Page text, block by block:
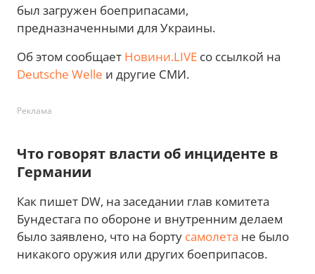
был загружен боеприпасами,
предназначенными для Украины.
Об этом сообщает Новини.LIVE со ссылкой на
Deutsche Welle и другие СМИ.
Реклама
Что говорят власти об инциденте в
Германии
Как пишет DW, на заседании глав комитета
Бундестага по обороне и внутренним делаем
было заявлено, что на борту самолета не было
никакого оружия или других боеприпасов.